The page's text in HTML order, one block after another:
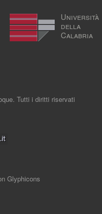
Università
della
Calabria
Tutti i diritti riservati
Glyphicons